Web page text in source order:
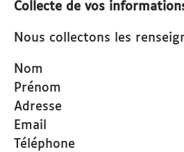
Collecte de vos
Nous collectons les
Nom
Prénom
Adresse
Email
Téléphone